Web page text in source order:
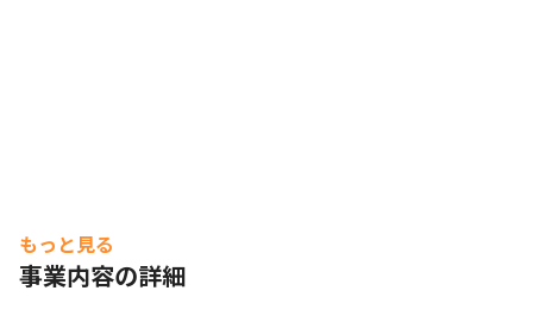
もっと見る
事業内容の詳細